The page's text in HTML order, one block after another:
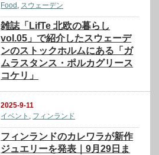
Food , スウェーデン
雑誌「LifTe 北欧の暮らし
vol.05」で紹介したスウェーデ
ンのストックホルムにある「ガ
ムラスタンス・ポルカグリース
コケリ」
2025-9-11
イベント , フィンランド
フィンランドのカレワラが新作
ジュエリーを発表｜9月29日ま